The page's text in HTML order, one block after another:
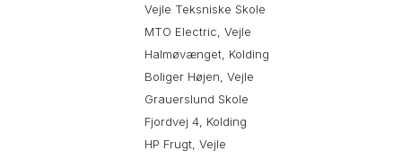
Vejle Teksniske Skole
MTO Electric, Vejle
Halmøvænget, Kolding
Boliger Højen, Vejle
Grauerslund Skole
Fjordvej 4, Kolding
HP Frugt, Vejle